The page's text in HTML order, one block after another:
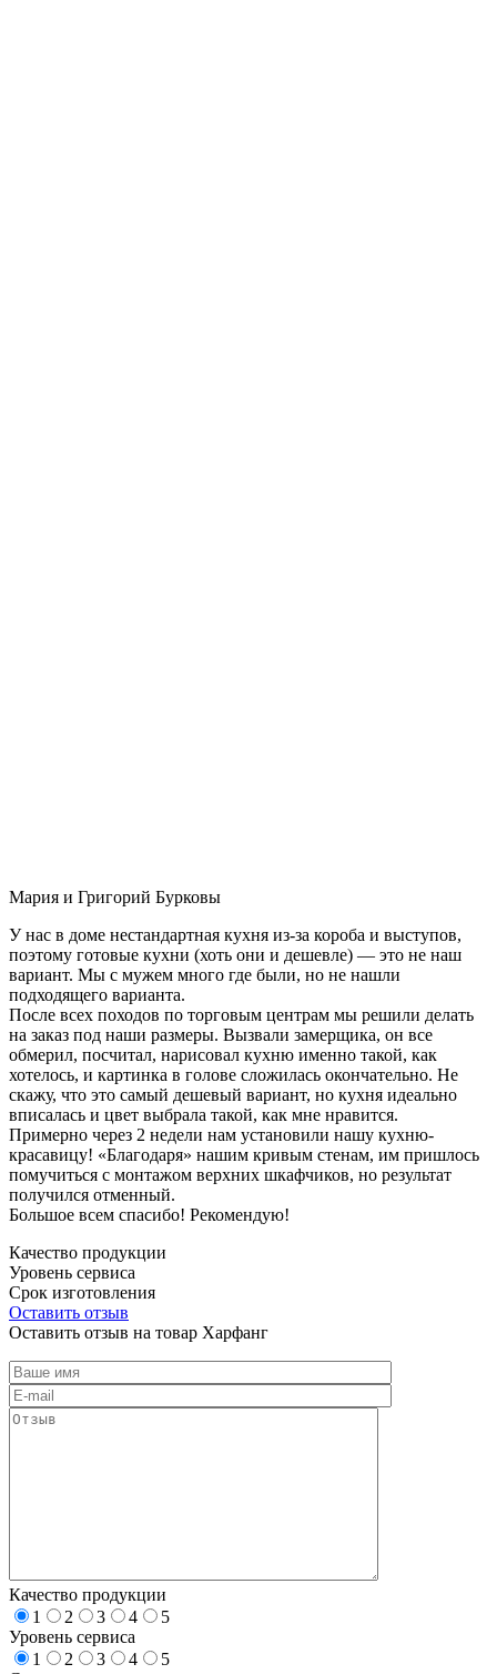
Мария и Григорий Бурковы
У нас в доме нестандартная кухня из-за короба и выступов,
поэтому готовые кухни (хоть они и дешевле) — это не наш
вариант. Мы с мужем много где были, но не нашли
подходящего варианта.
После всех походов по торговым центрам мы решили делать
на заказ под наши размеры. Вызвали замерщика, он все
обмерил, посчитал, нарисовал кухню именно такой, как
хотелось, и картинка в голове сложилась окончательно. Не
скажу, что это самый дешевый вариант, но кухня идеально
вписалась и цвет выбрала такой, как мне нравится.
Примерно через 2 недели нам установили нашу кухню-
красавицу! «Благодаря» нашим кривым стенам, им пришлось
помучиться с монтажом верхних шкафчиков, но результат
получился отменный.
Большое всем спасибо! Рекомендую!
Качество продукции
Уровень сервиса
Срок изготовления
Оставить отзыв
Оставить отзыв на товар Харфанг
Качество продукции
1
2 3 4
5
Уровень сервиса
1
2 3 4
5